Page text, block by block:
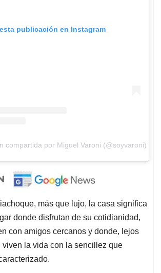
publicación en Instagram
compartida por Miguel Varoni (@soyvaroni)
más que lujo, la casa significa
donde disfrutan de su cotidianidad,
con amigos cercanos y donde, lejos
viven la vida con la sencillez que